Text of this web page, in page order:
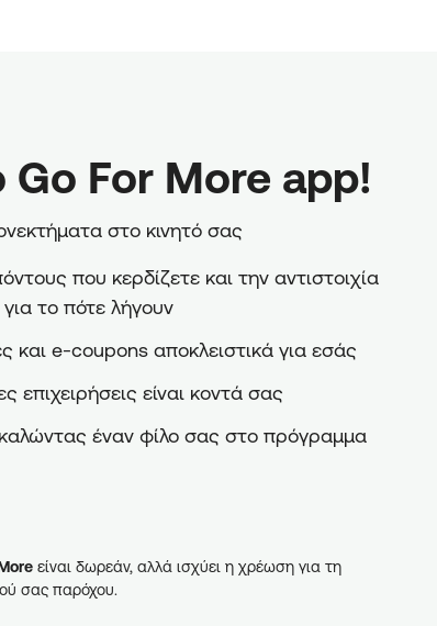
Go For More app!
στο κινητό σας
που κερδίζετε και την αντιστοιχία
το πότε λήγουν
e-coupons αποκλειστικά για εσάς
επιχειρήσεις είναι κοντά σας
έναν φίλο σας στο πρόγραμμα
είναι δωρεάν, αλλά ισχύει η χρέωση για τη
σας παρόχου.